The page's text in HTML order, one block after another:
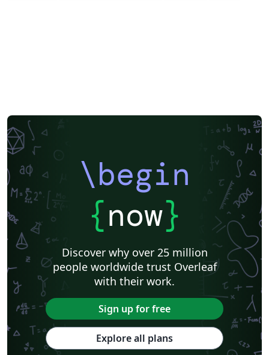
\begin
{now}
Discover why over 25 million
people worldwide trust Overleaf
with their work.
Sign up for free
Explore all plans